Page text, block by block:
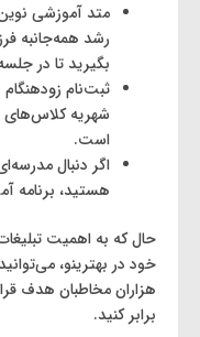
متد آموزشی
رشد همه‌جانبه
بگیرید تا در
ثبت‌نام
شهریه کلاس‌های
است.
اگر دنبال
هستید، برنامه
حال که به اهمیت
خود در بهترینو،
هزاران مخاطبان هدف
برابر کنید.